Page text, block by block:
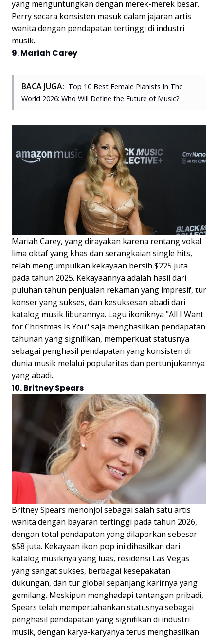
yang menguntungkan dengan merek-merek besar.
Perry secara konsisten masuk dalam jajaran artis
wanita dengan pendapatan tertinggi di industri
musik.
9. Mariah Carey
BACA JUGA: Top 10 Best Female Pianists In The
World 2026: Who Will Define the Future of Music?
Mariah Carey, yang dirayakan karena rentang vokal
lima oktaf yang khas dan serangkaian single hits,
telah mengumpulkan kekayaan bersih $225 juta
pada tahun 2025. Kekayaannya adalah hasil dari
puluhan tahun penjualan rekaman yang impresif, tur
konser yang sukses, dan kesuksesan abadi dari
katalog musik liburannya. Lagu ikoniknya "All I Want
for Christmas Is You" saja menghasilkan pendapatan
tahunan yang signifikan, memperkuat statusnya
sebagai penghasil pendapatan yang konsisten di
dunia musik melalui popularitas dan pertunjukannya
yang abadi.
10. Britney Spears
Britney Spears menonjol sebagai salah satu artis
wanita dengan bayaran tertinggi pada tahun 2026,
dengan total pendapatan yang dilaporkan sebesar
$58 juta. Kekayaan ikon pop ini dihasilkan dari
katalog musiknya yang luas, residensi Las Vegas
yang sangat sukses, berbagai kesepakatan
dukungan, dan tur global sepanjang karirnya yang
gemilang. Meskipun menghadapi tantangan pribadi,
Spears telah mempertahankan statusnya sebagai
penghasil pendapatan yang signifikan di industri
musik, dengan karya-karyanya terus menghasilkan